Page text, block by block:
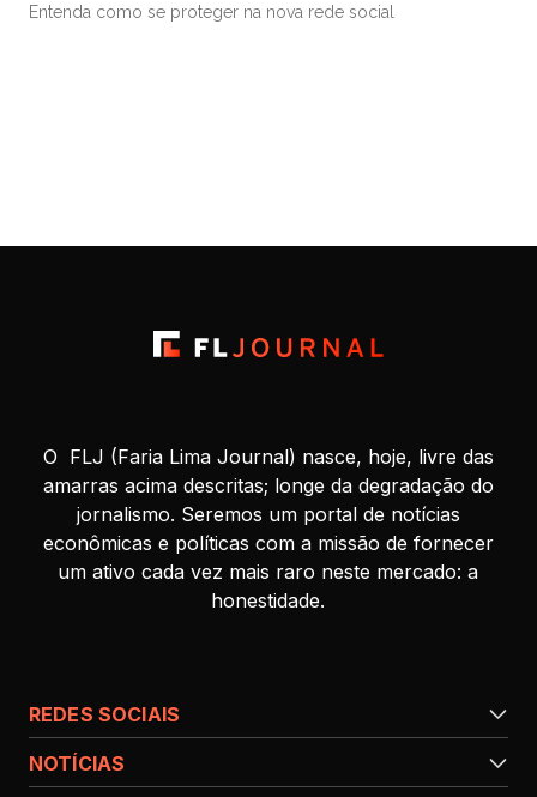
Entenda como se proteger na nova rede social
O FLJ (Faria Lima Journal) nasce, hoje, livre das
amarras acima descritas; longe da degradação do
jornalismo. Seremos um portal de notícias
econômicas e políticas com a missão de fornecer
um ativo cada vez mais raro neste mercado: a
honestidade.
REDES SOCIAIS
NOTÍCIAS